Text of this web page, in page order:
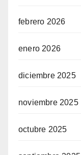
febrero 2026
enero 2026
diciembre 2025
noviembre 2025
octubre 2025